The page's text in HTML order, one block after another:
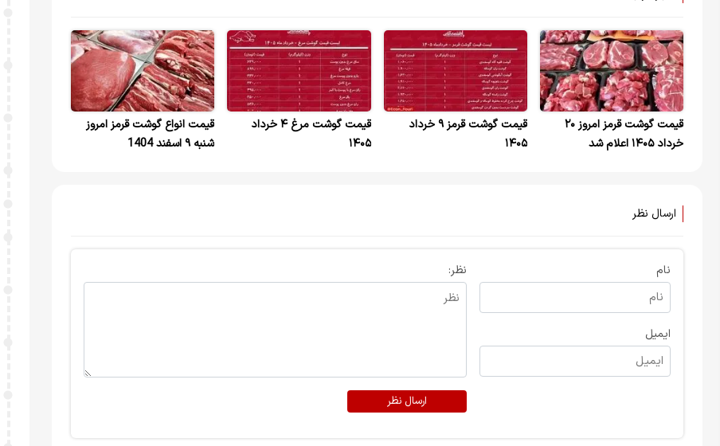
قیمت گوشت قرمز امروز ۲۰
خرداد ۱۴۰۵ اعلام شد
قیمت گوشت قرمز ۹ خرداد
۱۴۰۵
قیمت گوشت مرغ ۴ خرداد
۱۴۰۵
قیمت انواع گوشت قرمز امروز
شنبه ۹ اسفند 1404
ارسال نظر
نام
ایمیل
نظر:
ارسال نظر